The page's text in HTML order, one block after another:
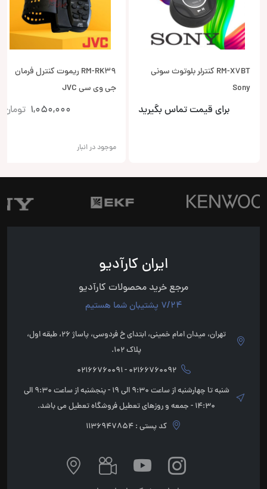
RM-X7BT کنترلر بلوتوث سونی
Sony
برای قیمت تماس بگیرید
RM-RK39 ریموت کنترل فرمان
جی وی سی JVC
1,050,000 تومان
موجود در انبار
ایران کارآدیو
مرجع خرید محصولات کارآدیو
7/24 پشتیبان شما هستیم
تهران، میدان امام خمینی، ابتدای خ فردوسی، پاساژ 26، طبقه اول،
پلاک 102.
02166760092 - 02166760091
شنبه تا چهارشنبه از ساعت 9:30 الی 19 - پنجشنبه از ساعت 9:30 الی
14:30 - جمعه و روزهای تعطیل فروشگاه تعطیل می باشد.
کد پستی : 1136947854